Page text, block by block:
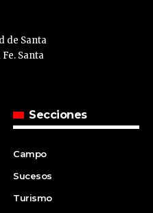
de Santa
Santa
Secciones
Campo
Sucesos
Turismo